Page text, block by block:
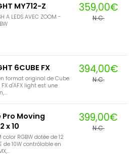
MY712-Z
A LEDS AVEC ZOOM -
359,00€
N.C.
6CUBE FX
format original de Cube.
FX d'AFX light est une
394,00€
N.C.
Pro Moving
x 10
color RGBW dotée de 12
de 10W contrôlable en
399,00€
N.C.